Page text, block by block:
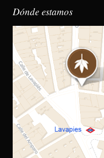
Dónde estamos